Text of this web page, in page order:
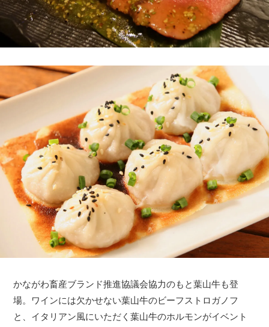
かながわ畜産ブランド推進協議会協力のもと葉山牛も登
場。ワインには欠かせない葉山牛のビーフストロガノフ
と、イタリアン風にいただく葉山牛のホルモンがイベント